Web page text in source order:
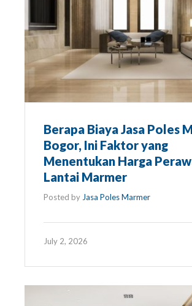
Berapa Biaya Jasa Poles
Bogor, Ini Faktor yang
Menentukan Harga
Lantai Marmer
Posted by Jasa Poles Marmer
July 2, 2026